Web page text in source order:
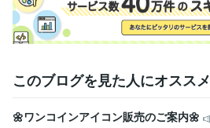
このブログを見た人にオススメ
🌼ワンコインアイコン販売のご案内🌼